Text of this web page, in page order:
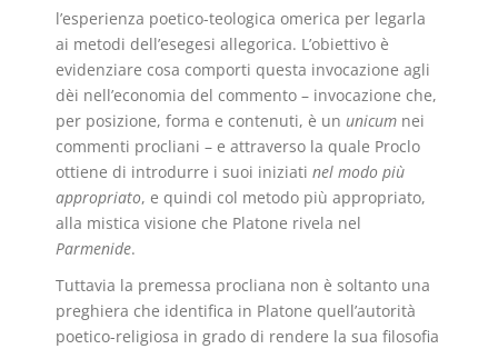
l’esperienza poetico-teologica omerica per legarla
ai metodi dell’esegesi allegorica. L’obiettivo è
evidenziare cosa comporti questa invocazione agli
dèi nell’economia del commento – invocazione che,
per posizione, forma e contenuti, è un unicum nei
commenti procliani – e attraverso la quale Proclo
ottiene di introdurre i suoi iniziati nel modo più
appropriato, e quindi col metodo più appropriato,
alla mistica visione che Platone rivela nel
Parmenide.
Tuttavia la premessa procliana non è soltanto una
preghiera che identifica in Platone quell’autorità
poetico-religiosa in grado di rendere la sua filosofia